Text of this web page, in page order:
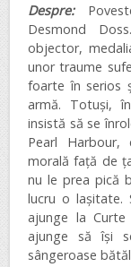
Despre:
Desmond
objector,
unor traume
foarte în serios
armă. Totuși,
insistă să se
Pearl
morală față de
nu le prea pică
lucru o lașitate.
ajunge la
ajunge să își
sângeroase